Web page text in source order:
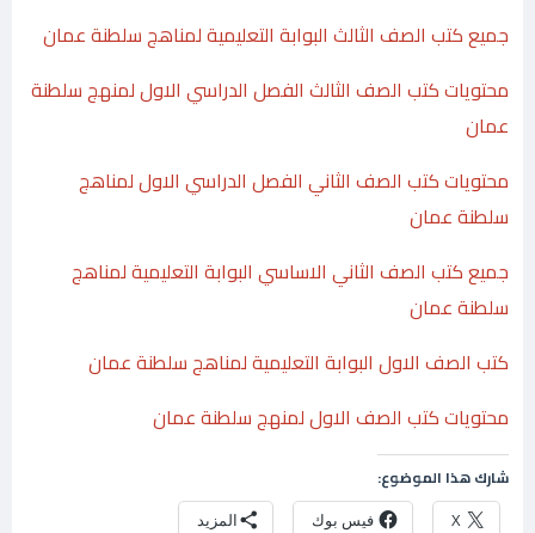
جميع كتب الصف الثالث البوابة التعليمية لمناهج سلطنة عمان
محتويات كتب الصف الثالث الفصل الدراسي الاول لمنهج سلطنة
عمان
محتويات كتب الصف الثاني الفصل الدراسي الاول لمناهج
سلطنة عمان
جميع كتب الصف الثاني الاساسي البوابة التعليمية لمناهج
سلطنة عمان
كتب الصف الاول البوابة التعليمية لمناهج سلطنة عمان
محتويات كتب الصف الاول لمنهج سلطنة عمان
شارك هذا الموضوع:
X فيس بوك المزيد